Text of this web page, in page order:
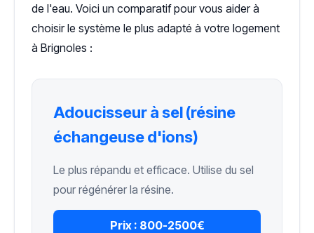
de l'eau. Voici un comparatif pour vous aider à
choisir le système le plus adapté à votre logement
à Brignoles :
Adoucisseur à sel (résine
échangeuse d'ions)
Le plus répandu et efficace. Utilise du sel
pour régénérer la résine.
Prix : 800-2500€